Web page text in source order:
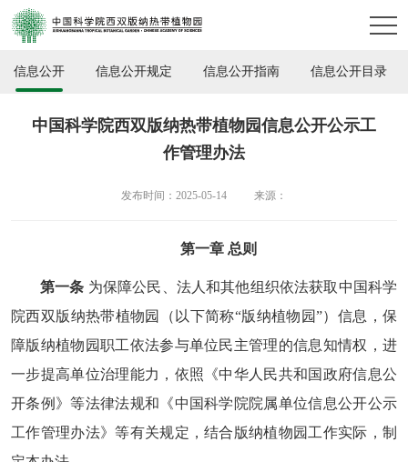
信息公开 信息公开规定 信息公开指南 信息公开目录
中国科学院西双版纳热带植物园信息公开公示工
作管理办法
发布时间：2025-05-14 来源：
第一章 总则
第一条 为保障公民、法人和其他组织依法获取中国科学
院西双版纳热带植物园（以下简称“版纳植物园”）信息，保
障版纳植物园职工依法参与单位民主管理的信息知情权，进
一步提高单位治理能力，依照《中华人民共和国政府信息公
开条例》等法律法规和《中国科学院院属单位信息公开公示
工作管理办法》等有关规定，结合版纳植物园工作实际，制